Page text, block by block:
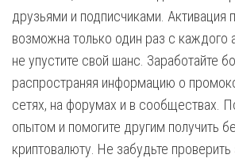
друзьями и подписчиками. Активация
возможна только один раз с каждого
не упустите свой шанс. Заработайте
распространяя информацию о
сетях, на форумах и в сообществах.
опытом и помогите другим получить
криптовалюту. Не забудьте проверить